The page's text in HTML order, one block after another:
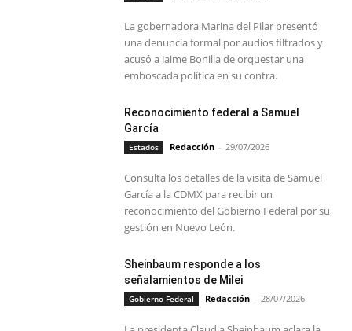
La gobernadora Marina del Pilar presentó
una denuncia formal por audios filtrados y
acusó a Jaime Bonilla de orquestar una
emboscada política en su contra.
Reconocimiento federal a Samuel
García
Estados Redacción - 29/07/2026
Consulta los detalles de la visita de Samuel
García a la CDMX para recibir un
reconocimiento del Gobierno Federal por su
gestión en Nuevo León.
Sheinbaum responde a los
señalamientos de Milei
Gobierno Federal Redacción - 28/07/2026